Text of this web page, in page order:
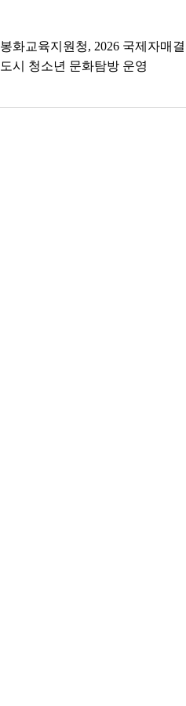
봉화교육지원청, 2026 국제자매
도시 청소년 문화탐방 운영